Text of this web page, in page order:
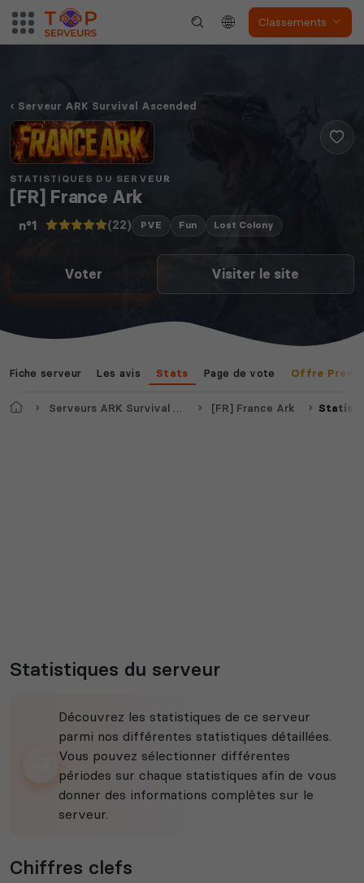
Classements
Serveur ARK Survival Ascended
STATISTIQUES DU SERVEUR
[FR] France Ark
n°1 (22) PVE Fun Lost Colony
Voter Visiter le site
Fiche serveur Les avis Stats Page de vote Offre
AccueilServeurs ARK Survival Ascended [FR] France Ark
Statistiques du serveur
Découvrez les statistiques de ce serveur
parmi nos différentes statistiques détaillées.
Vous pouvez sélectionner différentes
périodes sur chaque statistiques afin de vous
donner des informations complètes sur le
serveur.
Chiffres clefs